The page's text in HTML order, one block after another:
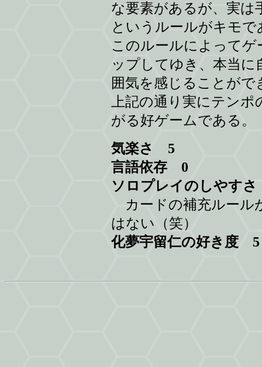
な要素があるが、実は
というルールがキモで
このルールによって
ップしてゆき、本当
囲気を感じることがで
上記の通り実にテン
がる好ゲームである。
気楽さ 5
言語依存 0
ソロプレイのしやす
カードの補充ルール
はない（笑）
化夢宇留仁の好き度 5